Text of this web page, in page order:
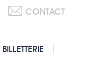
CONTACT
BILLETTERIE